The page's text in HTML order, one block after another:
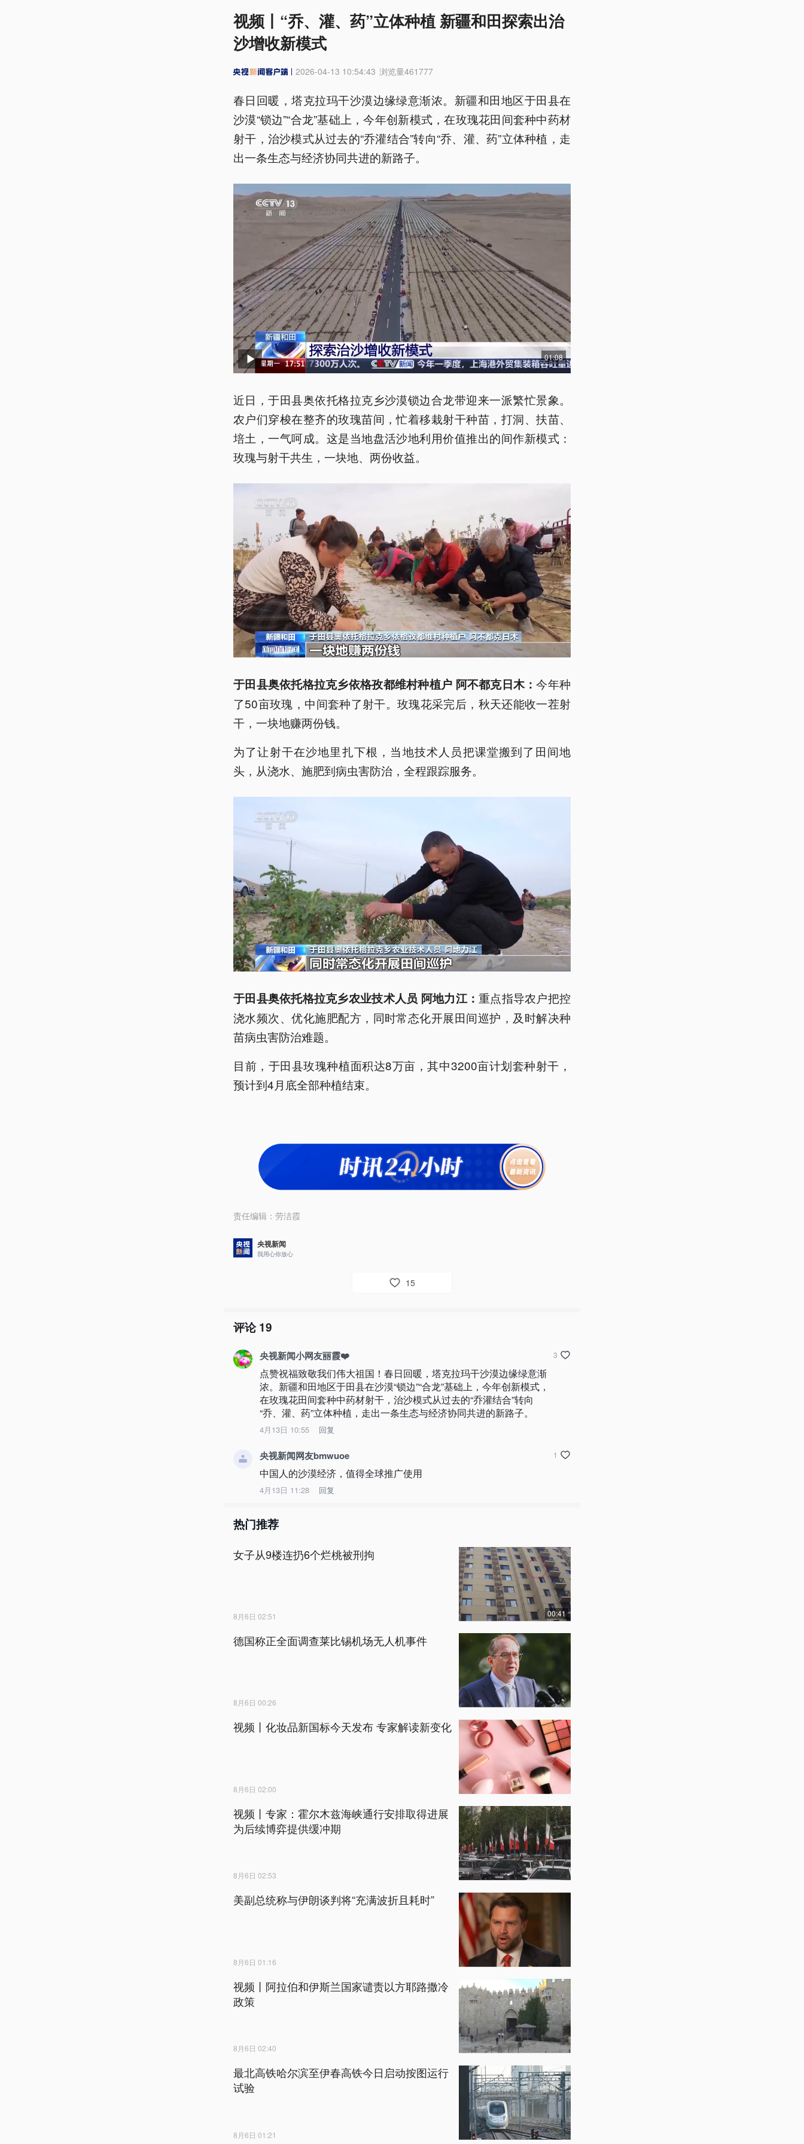
视频丨“乔、灌、药”立体种植 新疆和田探索出治
沙增收新模式
2026-04-13 10:54:43 浏览量461777
春日回暖，塔克拉玛干沙漠边缘绿意渐浓。新疆和田地区于田县在
沙漠“锁边”“合龙”基础上，今年创新模式，在玫瑰花田间套种中药材
射干，治沙模式从过去的“乔灌结合”转向“乔、灌、药”立体种植，走
出一条生态与经济协同共进的新路子。
01:08
近日，于田县奥依托格拉克乡沙漠锁边合龙带迎来一派繁忙景象。
农户们穿梭在整齐的玫瑰苗间，忙着移栽射干种苗，打洞、扶苗、
培土，一气呵成。这是当地盘活沙地利用价值推出的间作新模式：
玫瑰与射干共生，一块地、两份收益。
于田县奥依托格拉克乡依格孜都维村种植户 阿不都克日木：今年种
了50亩玫瑰，中间套种了射干。玫瑰花采完后，秋天还能收一茬射
干，一块地赚两份钱。
为了让射干在沙地里扎下根，当地技术人员把课堂搬到了田间地
头，从浇水、施肥到病虫害防治，全程跟踪服务。
于田县奥依托格拉克乡农业技术人员 阿地力江：重点指导农户把控
浇水频次、优化施肥配方，同时常态化开展田间巡护，及时解决种
苗病虫害防治难题。
目前，于田县玫瑰种植面积达8万亩，其中3200亩计划套种射干，
预计到4月底全部种植结束。
责任编辑： 劳洁霞
央视新闻
我用心你放心
15
评论19
央视新闻小网友丽霞❤️
点赞祝福致敬我们伟大祖国！春日回暖，塔克拉玛干沙漠边缘绿意渐
浓。新疆和田地区于田县在沙漠“锁边”“合龙”基础上，今年创新模式，
在玫瑰花田间套种中药材射干，治沙模式从过去的“乔灌结合”转向
“乔、灌、药”立体种植，走出一条生态与经济协同共进的新路子。
4月13日 10:55 回复
3
央视新闻网友bmwuoe
中国人的沙漠经济，值得全球推广使用
4月13日 11:28 回复
1
热门推荐
女子从9楼连扔6个烂桃被刑拘
8月6日 02:51 00:41
德国称正全面调查莱比锡机场无人机事件
8月6日 00:26
视频丨化妆品新国标今天发布 专家解读新变化
8月6日 02:00
视频丨专家：霍尔木兹海峡通行安排取得进展
为后续博弈提供缓冲期
8月6日 02:53
美副总统称与伊朗谈判将“充满波折且耗时”
8月6日 01:16
视频丨阿拉伯和伊斯兰国家谴责以方耶路撒冷
政策
8月6日 02:40
最北高铁哈尔滨至伊春高铁今日启动按图运行
试验
8月6日 01:21